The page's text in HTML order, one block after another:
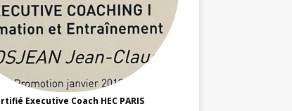
Executive Coach HEC PARIS